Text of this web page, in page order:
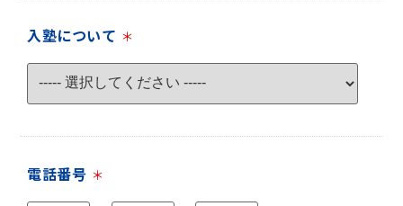
入塾について ＊
電話番号 ＊